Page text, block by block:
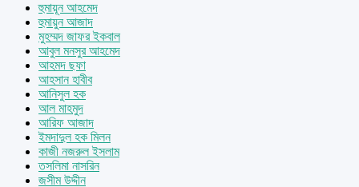
হুমায়ূন আহমেদ
হুমায়ুন আজাদ
মুহম্মদ জাফর ইকবাল
আবুল মনসুর আহমেদ
আহমদ ছফা
আহসান হাবীব
আনিসুল হক
আল মাহমুদ
আরিফ আজাদ
ইমদাদুল হক মিলন
কাজী নজরুল ইসলাম
তসলিমা নাসরিন
জসীম উদ্দীন